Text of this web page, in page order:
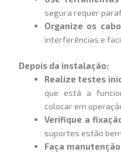
segura requer
Organize os
interferências e
Depois da instalação:
Realize testes
que está a
colocar em
Verifique a
suportes estão
Faça